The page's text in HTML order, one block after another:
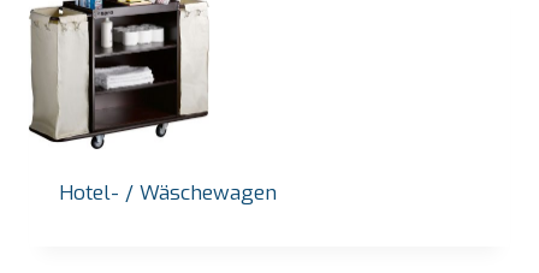
Hotel- / Wäschewagen